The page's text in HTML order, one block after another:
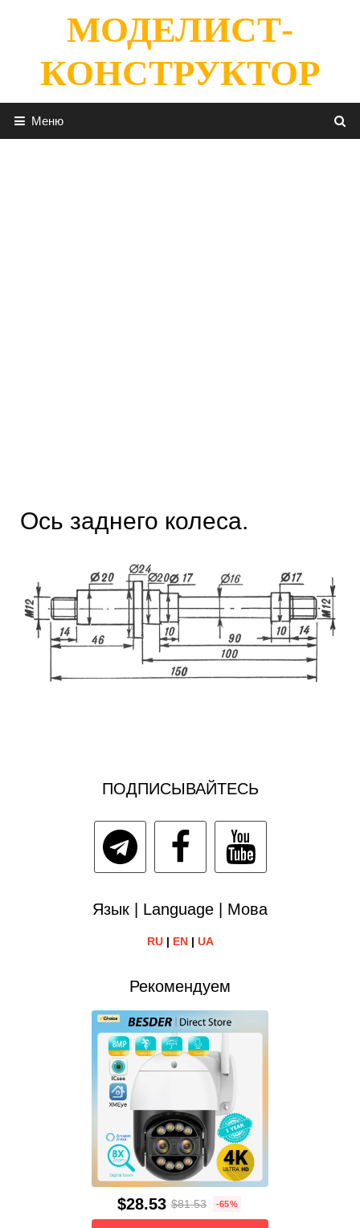
содержимомуМОДЕЛИСТ-
КОНСТРУКТОР
Меню
Ось заднего колеса.
ПОДПИСЫВАЙТЕСЬ
Язык | Language | Мова
RU| EN| UA
Рекомендуем
$28.53 $81.53 -65%